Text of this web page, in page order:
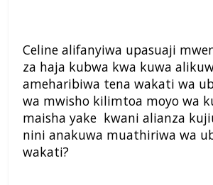
Celine alifanyiwa upasuaji
za haja kubwa kwa kuwa
ameharibiwa tena wakati wa
wa mwisho kilimtoa moyo wa
maisha yake kwani alianza
nini anakuwa muathiriwa wa
wakati?